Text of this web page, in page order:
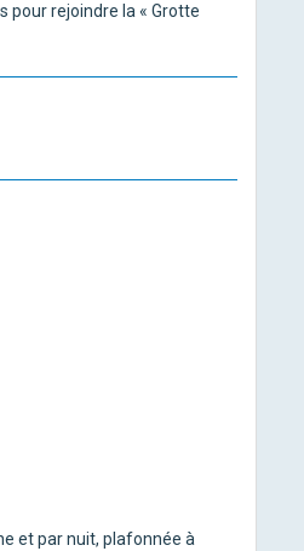
rejoindre la « Grotte
et par nuit, plafonnée à